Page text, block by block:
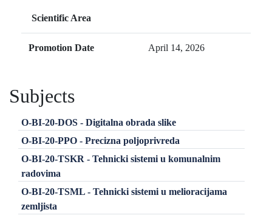
Scientific Area
Promotion Date April 14, 2026
Subjects
O-BI-20-DOS - Digitalna obrada slike
O-BI-20-PPO - Precizna poljoprivreda
O-BI-20-TSKR - Tehnicki sistemi u komunalnim
radovima
O-BI-20-TSML - Tehnicki sistemi u melioracijama
zemljista